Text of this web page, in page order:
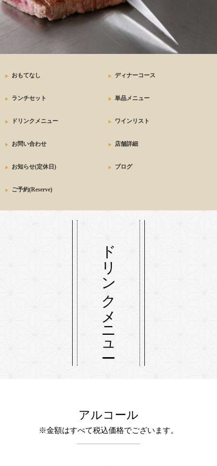
おもてなし ディナーコース
ランチセット 単品メニュー
ドリンクメニュー ワインリスト
お問い合わせ 店舗詳細
お知らせ(定休日) ブログ
ご予約(Reserve)
ドリンクメニュー
アルコール
※金額はすべて税込価格でございます。